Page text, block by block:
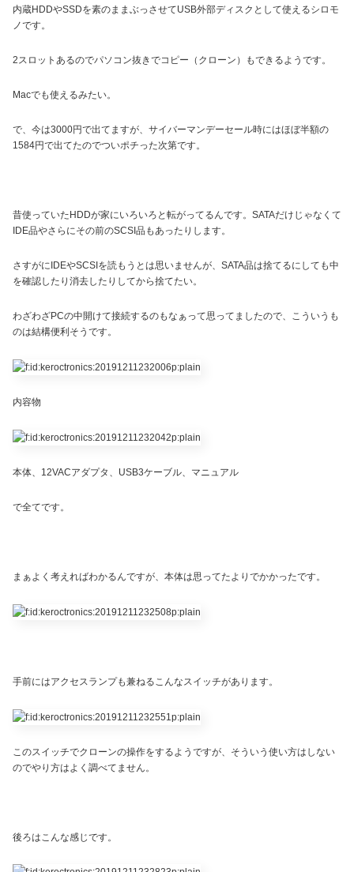
内蔵HDDやSSDを素のままぶっさせてUSB外部ディスクとして使えるシロモ
ノです。
2スロットあるのでパソコン抜きでコピー（クローン）もできるようです。
Macでも使えるみたい。
で、今は3000円で出てますが、サイバーマンデーセール時にはほぼ半額の
1584円で出てたのでついポチった次第です。
昔使っていたHDDが家にいろいろと転がってるんです。SATAだけじゃなくて
IDE品やさらにその前のSCSI品もあったりします。
さすがにIDEやSCSIを読もうとは思いませんが、SATA品は捨てるにしても中
を確認したり消去したりしてから捨てたい。
わざわざPCの中開けて接続するのもなぁって思ってましたので、こういうも
のは結構便利そうです。
内容物
本体、12VACアダプタ、USB3ケーブル、マニュアル
で全てです。
まぁよく考えればわかるんですが、本体は思ってたよりでかかったです。
手前にはアクセスランプも兼ねるこんなスイッチがあります。
このスイッチでクローンの操作をするようですが、そういう使い方はしない
のでやり方はよく調べてません。
後ろはこんな感じです。